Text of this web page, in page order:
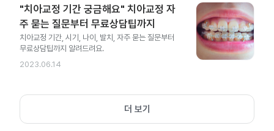
"치아교정 기간 궁금해요" 치아교정 자
주 묻는 질문부터 무료상담팁까지
치아교정 기간, 시기, 나이, 발치, 자주 묻는 질문부터
무료상담팁까지 알려드려요.
2023.06.14
더 보기